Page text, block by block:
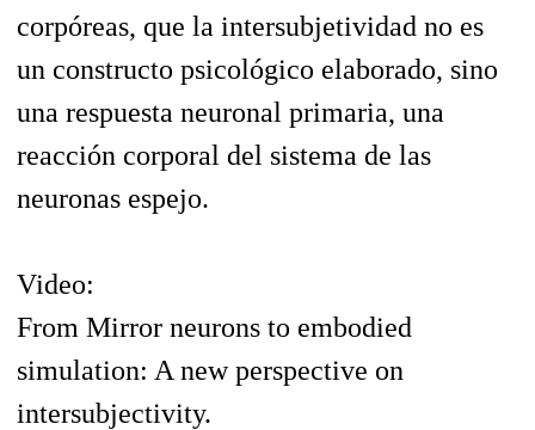
corpóreas, que la intersubjetividad no es
un constructo psicológico elaborado, sino
una respuesta neuronal primaria, una
reacción corporal del sistema de las
neuronas espejo.
Video:
From Mirror neurons to embodied
simulation: A new perspective on
intersubjectivity.